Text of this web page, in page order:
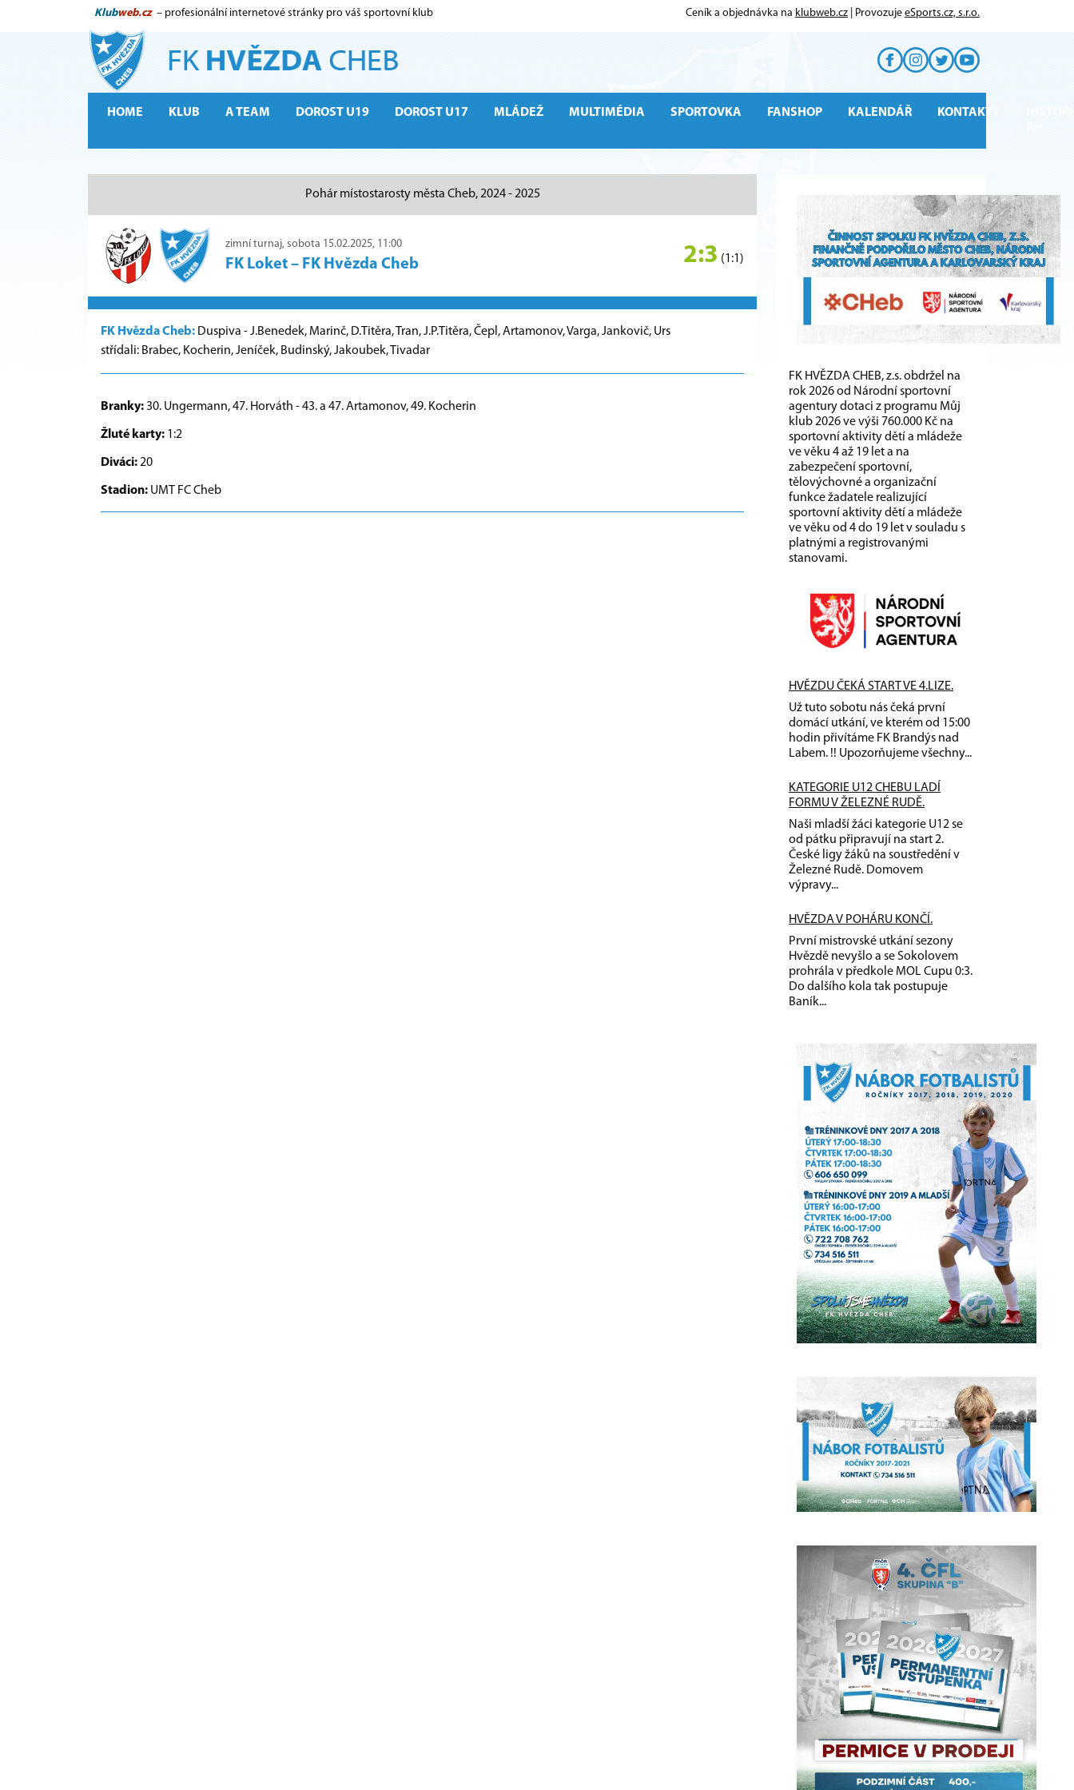
Klubweb.cz – profesionální internetové stránky pro váš sportovní klub Ceník a objednávka na klubweb.cz | Provozuje eSports.cz, s.r.o.
HOME KLUB A TEAM DOROST U19 DOROST U17 MLÁDEŽ MULTIMÉDIA SPORTOVKA FANSHOP KALENDÁŘ KONTAKTY
Pohár místostarosty města Cheb, 2024 - 2025
zimní turnaj, sobota 15.02.2025, 11:00
FK Loket – FK Hvězda Cheb 2:3 (1:1)
FK Hvězda Cheb: Duspiva - J.Benedek, Marinč, D.Titěra, Tran, J.P.Titěra, Čepl, Artamonov, Varga, Jankovič, Urs
střídali: Brabec, Kocherin, Jeníček, Budinský, Jakoubek, Tivadar
Branky:30. Ungermann, 47. Horváth - 43. a 47. Artamonov, 49. Kocherin
Žluté karty: 1:2
Diváci:20
Stadion: UMT FC Cheb
FK HVĚZDA CHEB, z.s. obdržel na
rok 2026 od Národní sportovní
agentury dotaci z programu Můj
klub 2026 ve výši 760.000 Kč na
sportovní aktivity dětí a mládeže
ve věku 4 až 19 let a na
zabezpečení sportovní,
tělovýchovné a organizační
funkce žadatele realizující
sportovní aktivity dětí a mládeže
ve věku od 4 do 19 let v souladu s
platnými a registrovanými
stanovami.
HVĚZDU ČEKÁ START VE 4.LIZE.
Už tuto sobotu nás čeká první
domácí utkání, ve kterém od 15:00
hodin přivítáme FK Brandýs nad
Labem. !! Upozorňujeme všechny...
KATEGORIE U12 CHEBU LADÍ
FORMU V ŽELEZNÉ RUDĚ.
Naši mladší žáci kategorie U12 se
od pátku připravují na start 2.
České ligy žáků na soustředění v
Železné Rudě. Domovem
výpravy...
HVĚZDA V POHÁRU KONČÍ.
První mistrovské utkání sezony
Hvězdě nevyšlo a se Sokolovem
prohrála v předkole MOL Cupu 0:3.
Do dalšího kola tak postupuje
Baník...